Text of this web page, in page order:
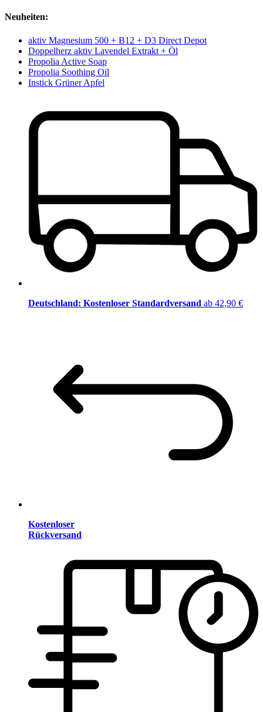
Neuheiten:
aktiv Magnesium 500 + B12 + D3 Direct Depot
Doppelherz aktiv Lavendel Extrakt + Öl
Propolia Active Soap
Propolia Soothing Oil
Instick Grüner Apfel
Deutschland: Kostenloser Standardversand ab 42,90 €
Kostenloser
Rückversand